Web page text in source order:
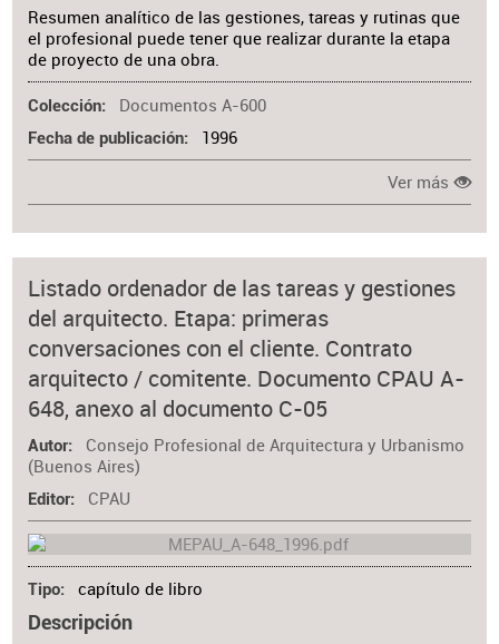
Resumen analítico de las gestiones, tareas y rutinas que
el profesional puede tener que realizar durante la etapa
de proyecto de una obra.
Colección Documentos A-600
Fecha de publicación 1996
Ver más
Listado ordenador de las tareas y gestiones
del arquitecto. Etapa: primeras
conversaciones con el cliente. Contrato
arquitecto / comitente. Documento CPAU A-
648, anexo al documento C-05
Autor
Consejo Profesional de Arquitectura y Urbanismo
(Buenos Aires)
Editor CPAU
Tipo capítulo de libro
Descripción